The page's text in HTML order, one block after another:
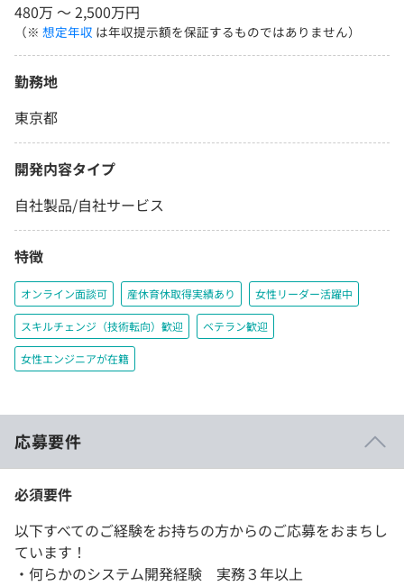
480万 〜 2,500万円
（※ 想定年収 は年収提示額を保証するものではありません）
勤務地
東京都
開発内容タイプ
自社製品/自社サービス
特徴
オンライン面談可 産休育休取得実績あり 女性リーダー活躍中
スキルチェンジ（技術転向）歓迎 ベテラン歓迎
女性エンジニアが在籍
応募要件
必須要件
以下すべてのご経験をお持ちの方からのご応募をおまちし
ています！
・何らかのシステム開発経験 実務３年以上